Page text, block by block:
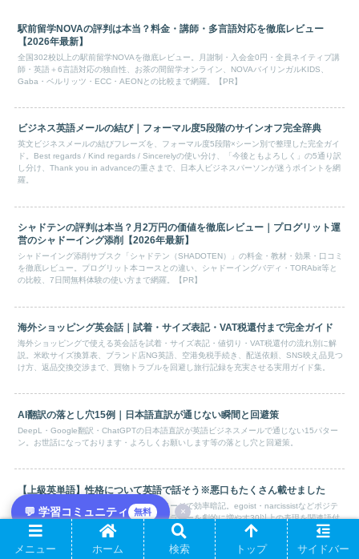
💬 学習コミュニティ 無料 ×
駅前留学NOVAの評判は本当？料金・講師・多言語対応を徹底レビュー
【2026年最新】
全国302校以上の駅前留学NOVAを徹底レビュー。月謝制・入会金0円・全員ネイティブ講
師・英語＋6言語対応の独自性、お茶の間留学オンライン、NOVAバイリンガルKIDS、
Gaba・ベルリッツ・ECC・AEONとの比較まで網羅。【PR】
ビジネス英語メールの結び｜フォーマル度5段階のサインオフ完全辞典
英文ビジネスメールの結びフレーズを、フォーマル度5段階×シーン別で整理した完全ガイ
ド。Best regards / Kind regards / Sincerelyの使い分け、「今後ともよろしく」の5通り訳
し分け、Thank you in advanceの重さまで、日本人ビジネスパーソンが迷うポイントを網
羅。
シャドテンの評判は本当？月2万円の価値を徹底レビュー｜プログリット運
営のシャドーイング添削【2026年最新】
シャドーイング添削サブスク「シャドテン（SHADOTEN）」の料金・教材・効果・口コミ
を徹底レビュー。プログリット本コースとの違い、シャドーイングバディ・TORAbit等と
の比較、7日間無料体験の使い方まで網羅。【PR】
海外ショッピング英会話｜試着・サイズ表記・VAT税還付まで完全ガイド
海外ショッピングで使える英会話を試着・サイズ表記・値切り・VAT税還付の流れ別に解
説。米欧サイズ換算表、ブランド店NG英語、空港免税手続き、配送依頼、SNS映え品見つ
け方、返品交換交渉まで、買物トラブルを回避し旅行記録を充実させる実用ガイド集。
AI翻訳の落とし穴15例｜日本語直訳が通じない瞬間と回避策
DeepL・Google翻訳・ChatGPTの日本語直訳が英語ビジネスメールで通じない15パター
ン。お世話になっております・よろしくお願いします等の落とし穴と回避策。
【上級英単語】性格について英語で話そう※悪口もたくさん載せました
性格について話す上級英単語を語源とイメージで効率暗記。egoist・narcissistなどポジテ
ィブ表現から悪口・罵倒語まで、ボキャブラリーを劇的に増やす30以上の表現を関連語付
きで解説した日本人英語学習者向けの語彙強化ガイド。
メニュー ホーム 検索 トップ サイドバー